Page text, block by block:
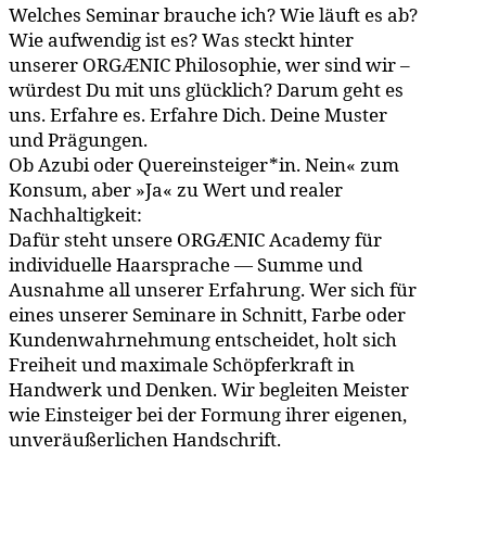
Welches Seminar brauche ich? Wie läuft es ab?
Wie aufwendig ist es? Was steckt hinter
unserer ORGÆNIC Philosophie, wer sind wir –
würdest Du mit uns glücklich? Darum geht es
uns. Erfahre es. Erfahre Dich. Deine Muster
und Prägungen.
Ob Azubi oder Quereinsteiger*in. Nein« zum
Konsum, aber »Ja« zu Wert und realer
Nachhaltigkeit:
Dafür steht unsere ORGÆNIC Academy für
individuelle Haarsprache — Summe und
Ausnahme all unserer Erfahrung. Wer sich für
eines unserer Seminare in Schnitt, Farbe oder
Kundenwahrnehmung entscheidet, holt sich
Freiheit und maximale Schöpferkraft in
Handwerk und Denken. Wir begleiten Meister
wie Einsteiger bei der Formung ihrer eigenen,
unveräußerlichen Handschrift.